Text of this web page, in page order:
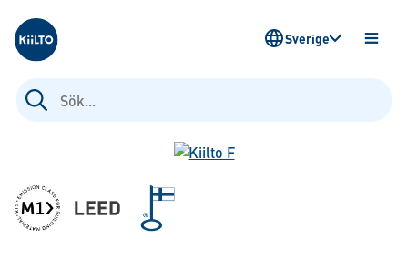
Kiilto Sweden
Sök
efter:
Sverige